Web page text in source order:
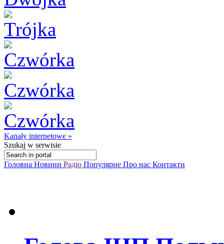
Kanały internetowe »
Szukaj w serwisie
Головна Новини Радіо Популярне Про нас Контакти